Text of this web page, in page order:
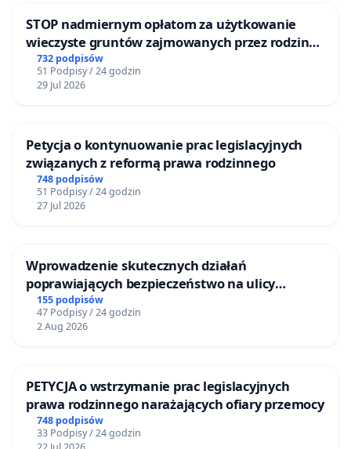
STOP nadmiernym opłatom za użytkowanie
wieczyste gruntów zajmowanych przez rodzinne
ogrody działkowe.
732 podpisów
51 Podpisy / 24 godzin
29 Jul 2026
Petycja o kontynuowanie prac legislacyjnych
związanych z reformą prawa rodzinnego
748 podpisów
51 Podpisy / 24 godzin
27 Jul 2026
Wprowadzenie skutecznych działań
poprawiających bezpieczeństwo na ulicy
Żeromskiego w Otwocku
155 podpisów
47 Podpisy / 24 godzin
2 Aug 2026
PETYCJA o wstrzymanie prac legislacyjnych
prawa rodzinnego narażających ofiary przemocy
748 podpisów
33 Podpisy / 24 godzin